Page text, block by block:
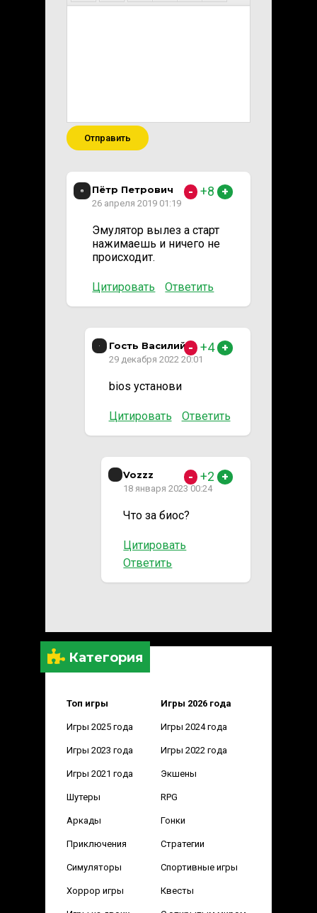
Категория
Топ игры Игры 2026 года
Игры 2025 года Игры 2024 года
Игры 2023 года Игры 2022 года
Игры 2021 года Экшены
Шутеры RPG
Аркады Гонки
Приключения Стратегии
Симуляторы Спортивные игры
Хоррор игры Квесты
Отправить
Пётр Петрович
26 апреля 2019 01:19
Эмулятор вылез а старт
нажимаешь и ничего не
происходит.
Цитировать Ответить
- +8 +
Гость Василий
29 декабря 2022 20:01
bios установи
Цитировать Ответить
- +4 +
Vozzz
18 января 2023 00:24
Что за биос?
Цитировать
Ответить
- +2 +